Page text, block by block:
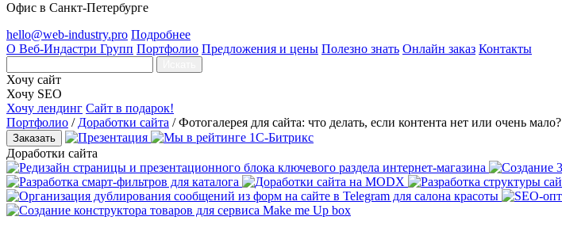
Офис в Санкт-Петербурге
hello@web-industry.pro Подробнее
О Веб-Индастри Групп Портфолио Предложения и цены Полезно знать Онлайн заказ Контакты
Хочу сайт
Хочу SEO
Хочу лендинг Сайт в подарок!
Портфолио / Доработки сайта / Фотогалерея для сайта: что делать, если контента нет или очень мало?
Заказать
Доработки сайта